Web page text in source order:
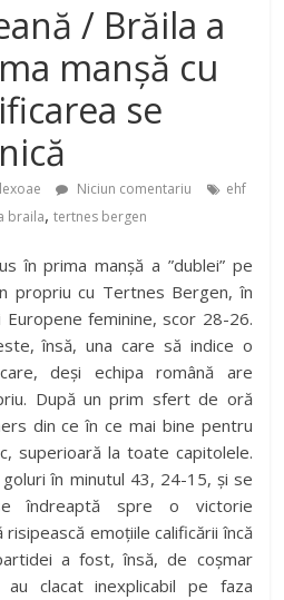
/ Brăila a
manșă cu
se
Niciun comentariu
ehf
braila,tertnes bergen
în prima manșă a ”dublei” pe
propriu cu Tertnes Bergen, în
feminine, scor 28-26.
însă, una care să indice o
deși echipa română are
După un prim sfert de oră
din ce în ce mai bine pentru
superioară la toate capitolele.
în minutul 43, 24-15, și se
îndreaptă spre o victorie
emoțiile calificării încă
a fost, însă, de coșmar
clacat inexplicabil pe faza